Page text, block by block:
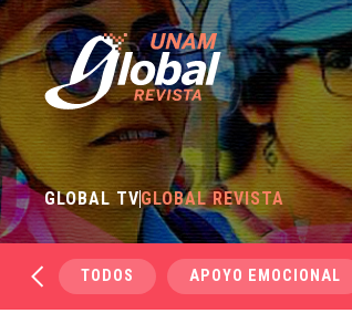
GLOBAL TVGLOBAL REVISTA
TODOS APOYO EMOCIONAL